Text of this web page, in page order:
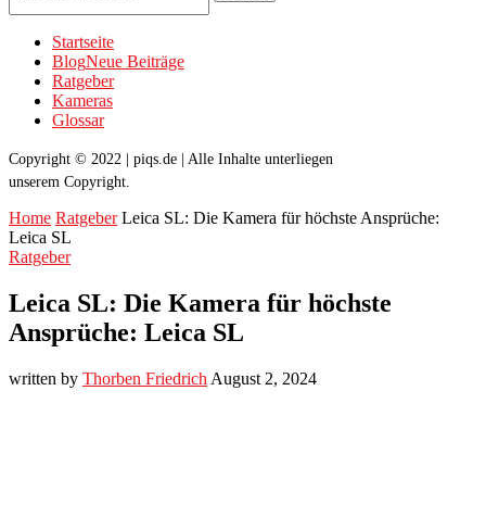
Startseite
BlogNeue Beiträge
Ratgeber
Kameras
Glossar
Copyright © 2022 | piqs.de | Alle Inhalte unterliegen
unserem Copyright.
Home Ratgeber Leica SL: Die Kamera für höchste Ansprüche:
Leica SL
Ratgeber
Leica SL: Die Kamera für höchste
Ansprüche: Leica SL
written by Thorben Friedrich August 2, 2024